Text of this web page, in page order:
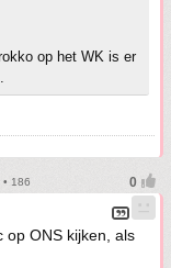
op het WK is er
186
op ONS kijken, als